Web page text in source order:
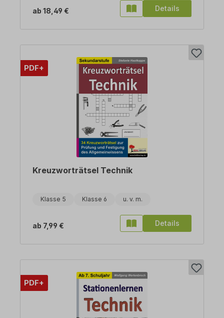
ab 18,49 € Details
PDF+
Kreuzworträtsel Technik
Klasse 5 Klasse 6
ab 7,99 € Details
PDF+